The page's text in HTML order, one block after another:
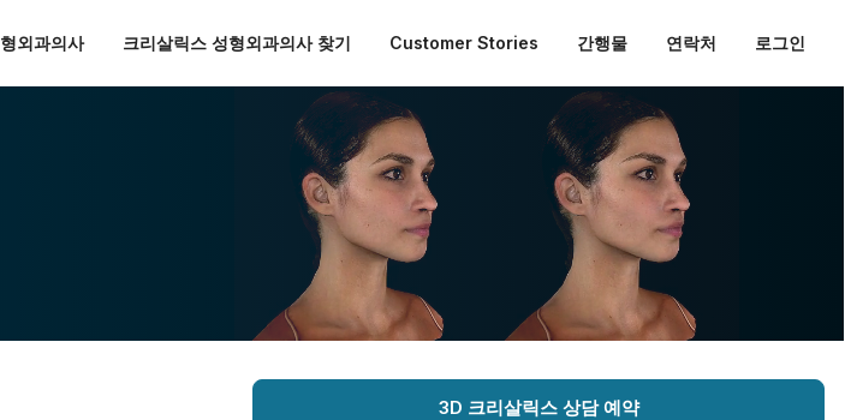
외과의사 크리살릭스 성형외과의사 찾기 Customer Stories 간행물 연락처 로그인
3D 크리살릭스 상담 예약